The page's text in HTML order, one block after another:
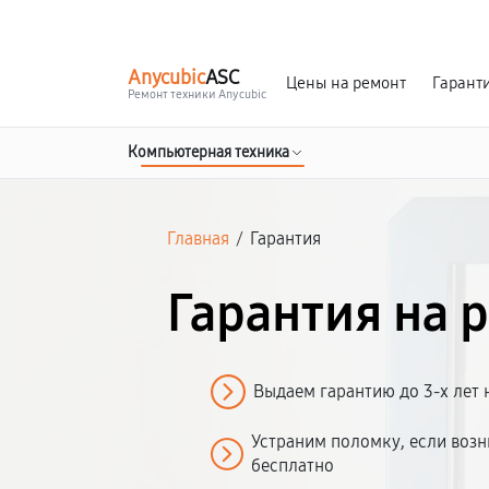
AnycubicASC
Ремонт техники Anycubic
Цены на ремонт
Компьютерная техника
Главная / Гарантия
Гарантия на
Выдаем гарантию до 3-х лет
Устраним поломку, если
бесплатно